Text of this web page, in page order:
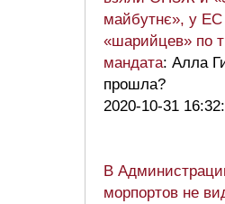
майбутнє», у
«шарийцев» по
мандата: Алла
прошла?
2020-10-31
В
морпортов не